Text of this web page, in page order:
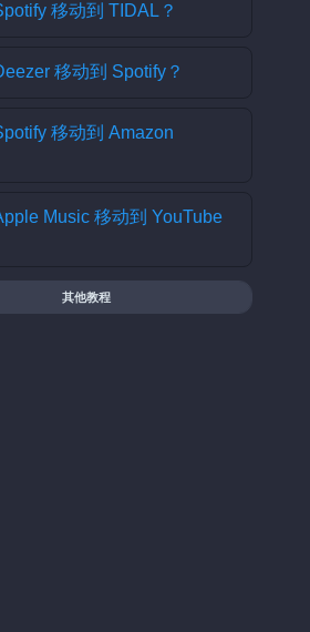
移动到 TIDAL？
移动到 Spotify？
移动到 Amazon
Music 移动到 YouTube
其他教程